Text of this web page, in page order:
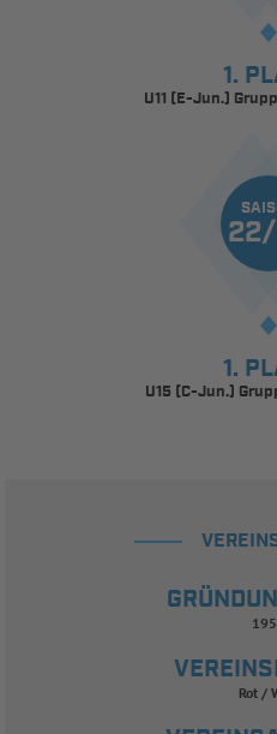
1.
U11 (E-Jun.)
1.
U15 (C-Jun.)
Rot /